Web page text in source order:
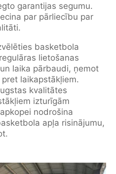
garantijas segumu.
par pārliecību par
basketbola
lietošanas
laika pārbaudi, ņemot
laikapstākļiem.
kvalitātes
izturīgām
nodrošina
apļa risinājumu,